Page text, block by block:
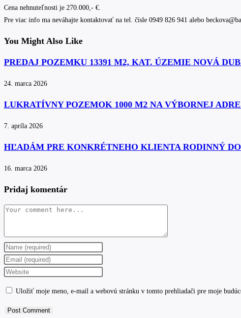
Cena nehnuteľnosti je 270.000,- €.
Pre viac info ma neváhajte kontaktovať na tel. čísle 0949 826 941 alebo
You Might Also Like
PREDAJ POZEMKU 13391 M2, KAT. ÚZEMIE NOVÁ
24. marca 2026
LUKRATÍVNY POZEMOK 1000 M2 NA VÝBORNEJ
7. apríla 2026
HĽADÁM PRE KONKRÉTNEHO KLIENTA RODINNÝ
16. marca 2026
Pridaj komentár
Comment
Enter
your
name
to
Enter
your
to
Enter
URL
Uložiť moje meno, e-mail a webovú stránku v tomto prehliadači pre moje